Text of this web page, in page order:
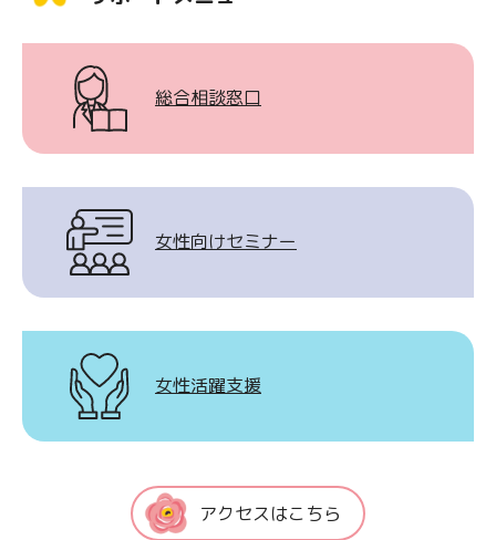
総合相談窓口
女性向けセミナー
女性活躍支援
アクセスはこちら